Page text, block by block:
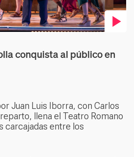
conquista al público en
Juan Luis Iborra, con Carlos
llena el Teatro Romano
carcajadas entre los